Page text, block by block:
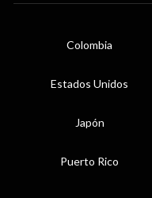
Colombia
Estados Unidos
Japón
Puerto Rico